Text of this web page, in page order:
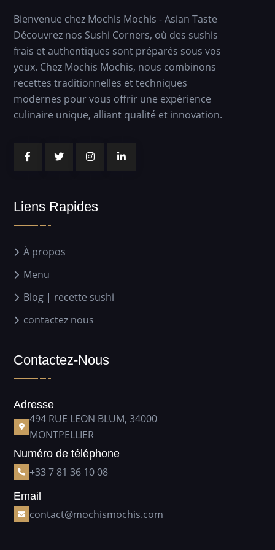
Bienvenue chez Mochis Mochis - Asian Taste
Découvrez nos Sushi Corners, où des sushis
frais et authentiques sont préparés sous vos
yeux. Chez Mochis Mochis, nous combinons
recettes traditionnelles et techniques
modernes pour vous offrir une expérience
culinaire unique, alliant qualité et innovation.
Liens Rapides
À propos
Menu
Blog | recette sushi
contactez nous
Contactez-Nous
Adresse
494 RUE LEON BLUM, 34000
MONTPELLIER
Numéro de téléphone
+33 7 81 36 10 08
Email
contact@mochismochis.com